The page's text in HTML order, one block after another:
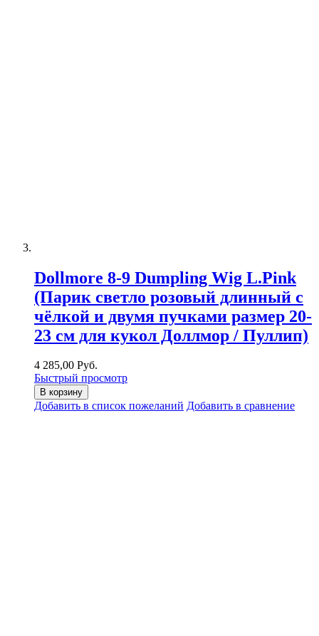
Dollmore 8-9 Dumpling Wig L.Pink
(Парик светло розовый длинный с
чёлкой и двумя пучками размер 20-
23 см для кукол Доллмор / Пуллип)
4 285,00 Руб.
Быстрый просмотр
В корзину
Добавить в список пожеланий Добавить в сравнение